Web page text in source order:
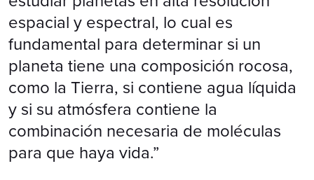
espacial y espectral, lo cual es
fundamental para determinar si un
planeta tiene una composición rocosa,
como la Tierra, si contiene agua líquida
y si su atmósfera contiene la
combinación necesaria de moléculas
para que haya vida.”